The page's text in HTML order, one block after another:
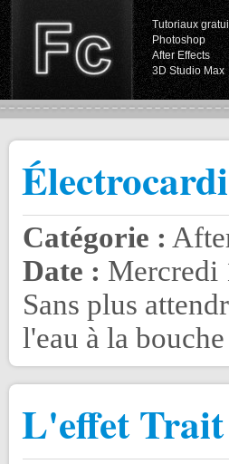
Tutoriaux
Photoshop
After Effects
3D Studio Max
Catégorie :
Date : Mercredi
Sans plus
l'eau à la
L'effet